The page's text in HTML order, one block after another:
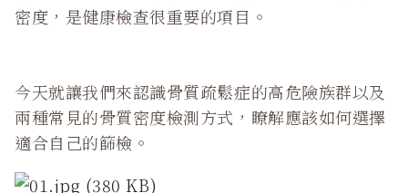
密度，是健康檢查很重要的項目。
今天就讓我們來認識骨質疏鬆症的高危險族群以及
兩種常見的骨質密度檢測方式，瞭解應該如何選擇
適合自己的篩檢。